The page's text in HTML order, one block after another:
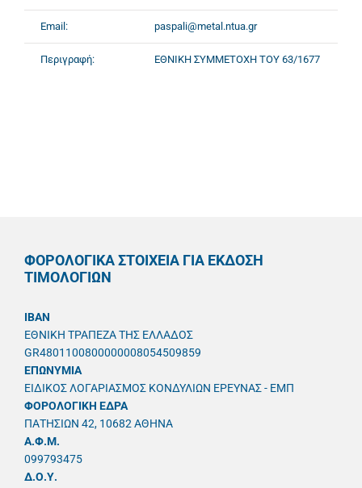
Email: paspali@metal.ntua.gr
Περιγραφή: ΕΘΝΙΚΗ ΣΥΜΜΕΤΟΧΗ ΤΟΥ 63/1677
ΦΟΡΟΛΟΓΙΚΑ ΣΤΟΙΧΕΙΑ ΓΙΑ ΕΚΔΟΣΗ
ΤΙΜΟΛΟΓΙΩΝ
IBAN
ΕΘΝΙΚΗ ΤΡΑΠΕΖΑ ΤΗΣ ΕΛΛΑΔΟΣ
GR4801100800000008054509859
ΕΠΩΝΥΜΙΑ
ΕΙΔΙΚΟΣ ΛΟΓΑΡΙΑΣΜΟΣ ΚΟΝΔΥΛΙΩΝ ΕΡΕΥΝΑΣ - ΕΜΠ
ΦΟΡΟΛΟΓΙΚΗ ΕΔΡΑ
ΠΑΤΗΣΙΩΝ 42, 10682 ΑΘΗΝΑ
A.Φ.Μ.
099793475
Δ.Ο.Υ.